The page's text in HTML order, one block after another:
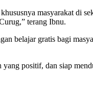
masyarakat di
terang Ibnu.
belajar gratis bagi
positif, dan siap